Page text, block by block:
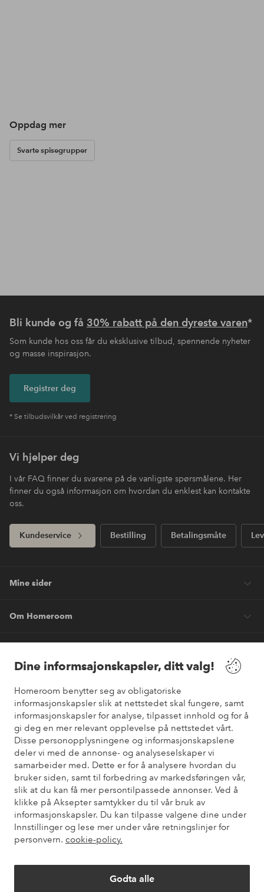
Dine informsajonskapsler, ditt valg!
Homeroom benytter seg av obligatoriske
informasjonskapsler slik at nettstedet skal fungere, samt
informasjonskapsler for analyse, tilpasset innhold og for å
gi deg en mer relevant opplevelse på nettstedet vårt.
Disse personopplysningene og informasjonskapslene
deler vi med de annonse- og analyseselskaper vi
samarbeider med. Dette er for å analysere hvordan du
bruker siden, samt til forbedring av markedsføringen vår,
slik at du kan få mer persontilpassede annonser. Ved å
klikke på Aksepter samtykker du til vår bruk av
informasjonskapsler. Du kan tilpasse valgene dine under
Innstillinger og lese mer under våre retningslinjer for
personvern. cookie-policy.
Godta alle
Oppdag mer
Svarte spisegrupper
Bli kunde og få 30% rabatt på den dyreste varen*
Som kunde hos oss får du eksklusive tilbud, spennende nyheter
og masse inspirasjon.
Registrer deg
* Se tilbudsvilkår ved registrering
Vi hjelper deg
I vår FAQ finner du svarene på de vanligste spørsmålene. Her
finner du også informasjon om hvordan du enklest kan kontakte
oss.
Kundeservice Bestilling Betalingsmåte
Mine sider
Om Homeroom
Venner
Sikre betalinger
Vil du vite mer om våre betalingsalternativer?
elpy